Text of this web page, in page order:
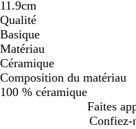
11.9cm
Qualité
Basique
Matériau
Céramique
Composition du matériau
100 % céramique
Faites
Confiez-